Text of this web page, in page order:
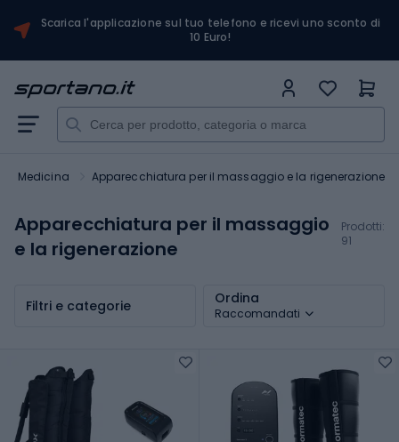
Scarica l'applicazione sul tuo telefono e ricevi uno sconto di
10 Euro!
Medicina Apparecchiatura per il massaggio e la rigenerazione
Apparecchiatura per il massaggio
e la rigenerazione
Prodotti:
91
Filtri e categorie Ordina
Raccomandati